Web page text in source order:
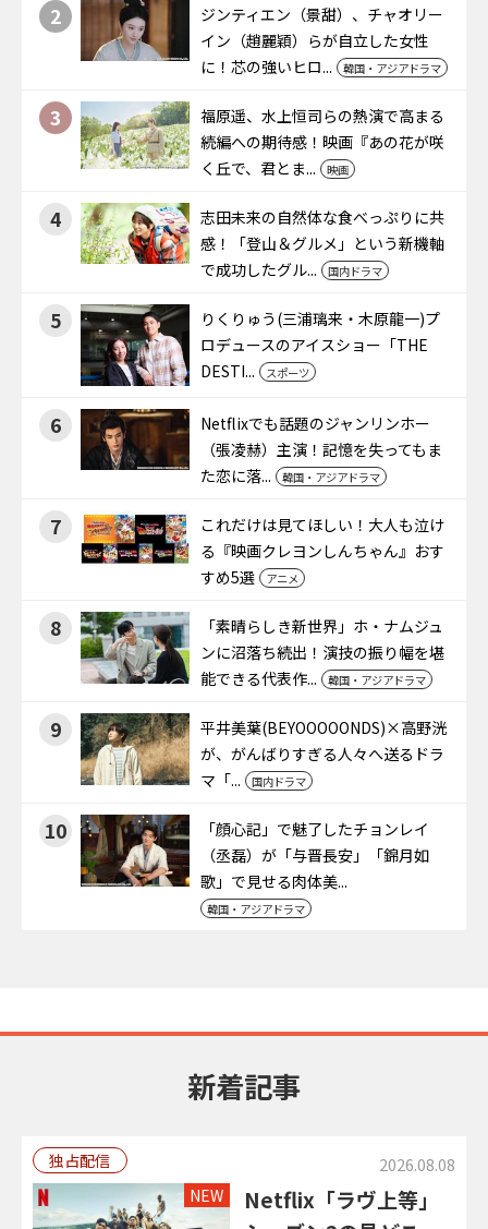
2
ジンティエン（景甜）、チャオリー
イン（趙麗穎）らが自立した女性
に！芯の強いヒロ...
韓国・アジアドラマ
3
福原遥、水上恒司らの熱演で高まる
続編への期待感！映画『あの花が咲
く丘で、君とま...
映画
4
志田未来の自然体な食べっぷりに共
感！「登山＆グルメ」という新機軸
で成功したグル...
国内ドラマ
5
りくりゅう(三浦璃来・木原龍一)プ
ロデュースのアイスショー「THE
DESTI...
スポーツ
6
Netflixでも話題のジャンリンホー
（張凌赫）主演！記憶を失ってもま
た恋に落...
韓国・アジアドラマ
7
これだけは見てほしい！大人も泣け
る『映画クレヨンしんちゃん』おす
すめ5選
アニメ
8
「素晴らしき新世界」ホ・ナムジュ
ンに沼落ち続出！演技の振り幅を堪
能できる代表作...
韓国・アジアドラマ
9
平井美葉(BEYOOOOONDS)×高野洸
が、がんばりすぎる人々へ送るドラ
マ「...
国内ドラマ
10
「顔心記」で魅了したチョンレイ
（丞磊）が「与晋長安」「錦月如
歌」で見せる肉体美...
韓国・アジアドラマ
新着記事
独占配信 2026.08.08
NEW
Netflix「ラヴ上等」